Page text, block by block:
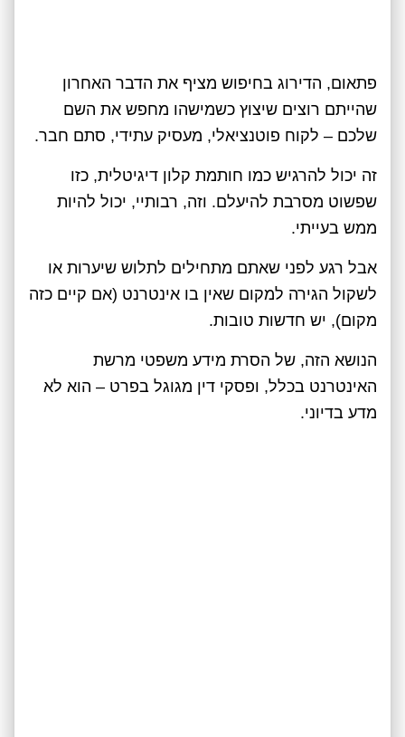
פתאום, הדירוג בחיפוש מציף את הדבר האחרון
שהייתם רוצים שיצוץ כשמישהו מחפש את השם
שלכם – לקוח פוטנציאלי, מעסיק עתידי, סתם חבר.
זה יכול להרגיש כמו חותמת קלון דיגיטלית, כזו
שפשוט מסרבת להיעלם. וזה, רבותיי, יכול להיות
ממש בעייתי.
אבל רגע לפני שאתם מתחילים לתלוש שיערות או
לשקול הגירה למקום שאין בו אינטרנט (אם קיים כזה
מקום), יש חדשות טובות.
הנושא הזה, של הסרת מידע משפטי מרשת
האינטרנט בכלל, ופסקי דין מגוגל בפרט – הוא לא
מדע בדיוני.